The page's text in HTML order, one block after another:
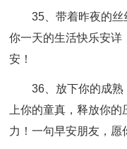
35、带着昨夜的
你一天的生活快乐安详
安！
36、放下你的成
上你的童真，释放你
力！一句早安朋友，愿